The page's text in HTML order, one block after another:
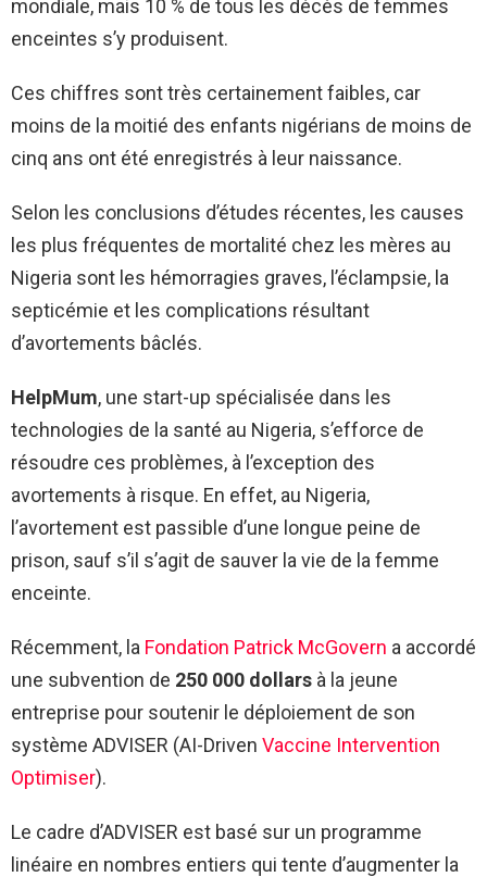
mondiale, mais 10 % de tous les décès de femmes
enceintes s’y produisent.
Ces chiffres sont très certainement faibles, car
moins de la moitié des enfants nigérians de moins de
cinq ans ont été enregistrés à leur naissance.
Selon les conclusions d’études récentes, les causes
les plus fréquentes de mortalité chez les mères au
Nigeria sont les hémorragies graves, l’éclampsie, la
septicémie et les complications résultant
d’avortements bâclés.
HelpMum, une start-up spécialisée dans les
technologies de la santé au Nigeria, s’efforce de
résoudre ces problèmes, à l’exception des
avortements à risque. En effet, au Nigeria,
l’avortement est passible d’une longue peine de
prison, sauf s’il s’agit de sauver la vie de la femme
enceinte.
Récemment, la Fondation Patrick McGovern a accordé
une subvention de 250 000 dollars à la jeune
entreprise pour soutenir le déploiement de son
système ADVISER (AI-Driven Vaccine Intervention
Optimiser).
Le cadre d’ADVISER est basé sur un programme
linéaire en nombres entiers qui tente d’augmenter la